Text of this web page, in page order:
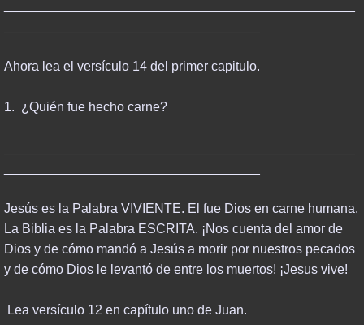
CREATION & EVOLUTION
Ahora lea el versículo 14 del primer capitulo.
1. ¿Quién fue hecho carne?
Jesús es la Palabra VIVIENTE. El fue Dios en carne humana.
La Biblia es la Palabra ESCRITA. ¡Nos cuenta del amor de
Dios y de cómo mandó a Jesús a morir por nuestros pecados
y de cómo Dios le levantó de entre los muertos! ¡Jesus vive!
Lea versículo 12 en capítulo uno de Juan.